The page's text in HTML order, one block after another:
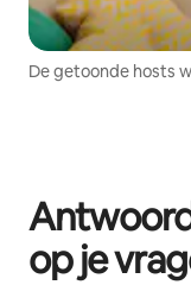
De getoonde hosts
op je